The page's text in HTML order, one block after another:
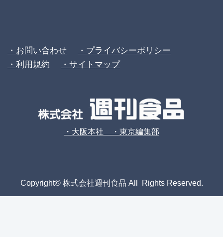
・お問い合わせ
・プライバシーポリシー
・利用規約
・サイトマップ
・大阪本社 ・東京編集部
Copyright© 株式会社週刊食品 All Rights Reserved.